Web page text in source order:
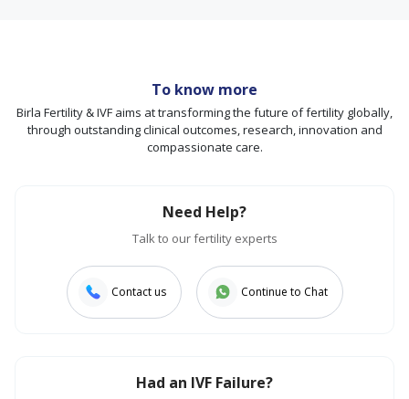
To know more
Birla Fertility & IVF aims at transforming the future of fertility globally,
through outstanding clinical outcomes, research, innovation and
compassionate care.
Need Help?
Talk to our fertility experts
Contact us Continue to Chat
Had an IVF Failure?